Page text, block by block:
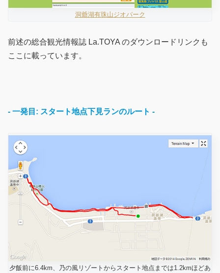
洞爺湖有珠山ジオパーク
前述の総合観光情報誌 La.TOYA のダウンロードリンクも
ここに載っています。
- 一発目: スタート地点下見ランのルート -
夕飯前に6.4km、乃の風リゾートからスタート地点までは1.2kmほどあ